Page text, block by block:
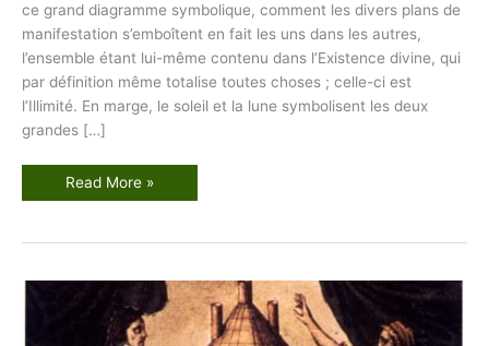
ce grand diagramme symbolique, comment les divers plans de
manifestation s’emboîtent en fait les uns dans les autres,
l’ensemble étant lui-même contenu dans l’Existence divine, qui
par définition même totalise toutes choses ; celle-ci est
l’Illimité. En marge, le soleil et la lune symbolisent les deux
grandes […]
L
L
Read More »